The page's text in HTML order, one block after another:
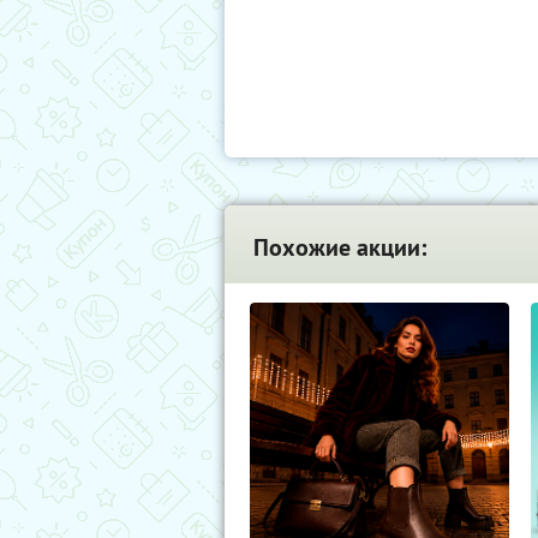
Похожие акции: